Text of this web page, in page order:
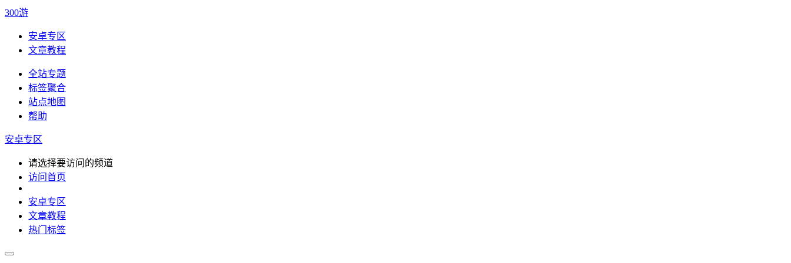
300游
安卓专区
文章教程
全站专题
标签聚合
站点地图
帮助
安卓专区
请选择要访问的频道
访问首页
安卓专区
文章教程
热门标签